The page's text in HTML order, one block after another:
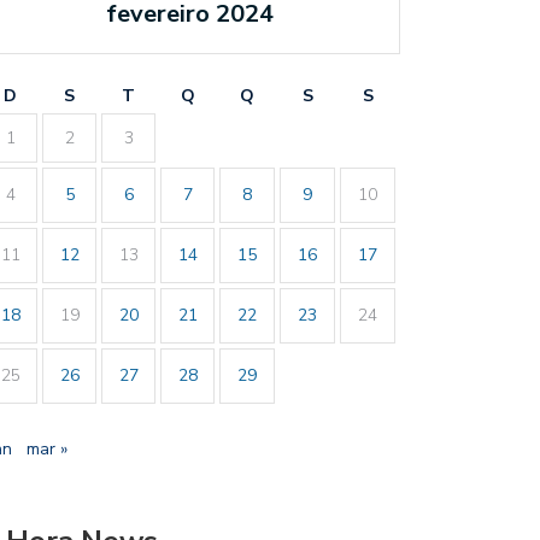
fevereiro 2024
D S T Q Q S
S
1
2 3
4 5 6 7 8 9 10
11 12 13 14 15 16 17
18 19 20 21 22 23 24
25 26 27 28 29
mar »